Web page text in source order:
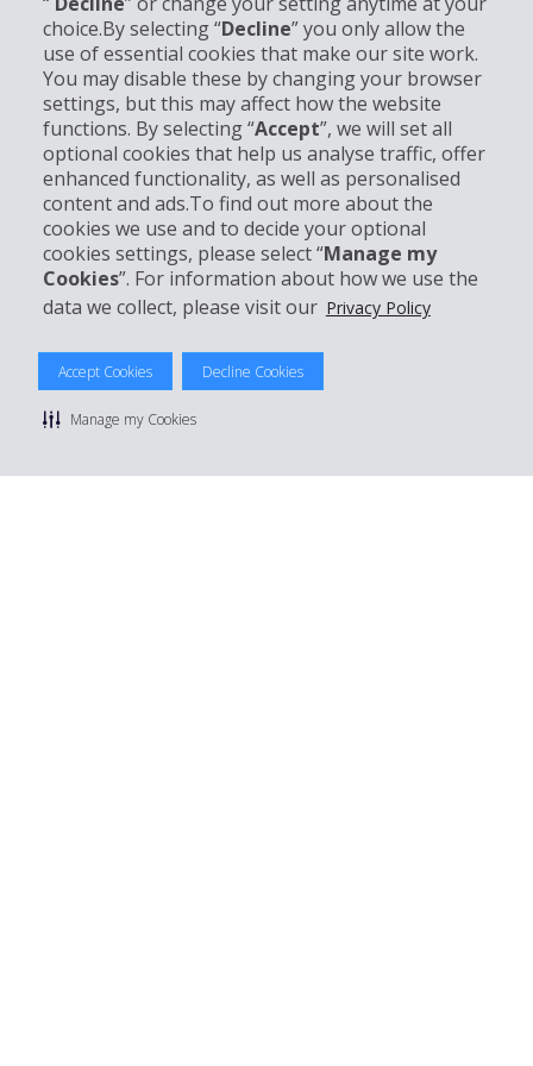
choice.By selecting “Decline” you only allow the
use of essential cookies that make our site work.
You may disable these by changing your browser
settings, but this may affect how the website
functions. By selecting “Accept”, we will set all
optional cookies that help us analyse traffic, offer
enhanced functionality, as well as personalised
content and ads.To find out more about the
cookies we use and to decide your optional
cookies settings, please select “Manage my
Cookies”. For information about how we use the
data we collect, please visit our Privacy Policy
Accept Cookies Decline Cookies
Manage my Cookies
Informations sur l'entreprise
Entreprise
Support client
Réserver avec Hertz
© 2026 The Hertz System, Inc.
Politique de confidentialité
Conditions de location